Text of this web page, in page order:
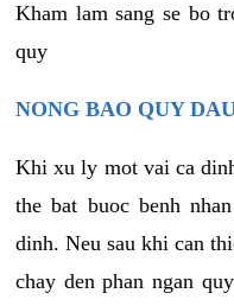
Kham lam sang se bo
quy
NONG BAO QUY
Khi xu ly mot vai ca
the bat buoc benh
dinh. Neu sau khi can
chay den phan ngan